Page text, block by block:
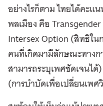
อย่างไรก็ตาม ไทยได้คะแ
พลเมือง คือ
Intersex Option (สิทธิใน
คนที่เกิดมามีลักษณะทาง
สามารถระบุเพศชัดเจนได้
(การบำบัดเพื่อเปลี่ยนเพศ